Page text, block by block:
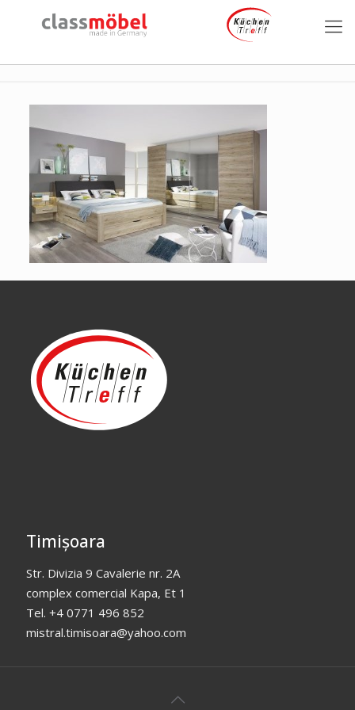
Timișoara
Str. Divizia 9 Cavalerie nr. 2A
complex comercial Kapa, Et 1
Tel. +4 0771 496 852
mistral.timisoara@yahoo.com